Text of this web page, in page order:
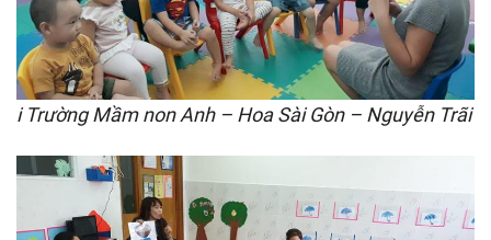
i Trường Mầm non Anh – Hoa Sài Gòn – Nguyễn Trãi